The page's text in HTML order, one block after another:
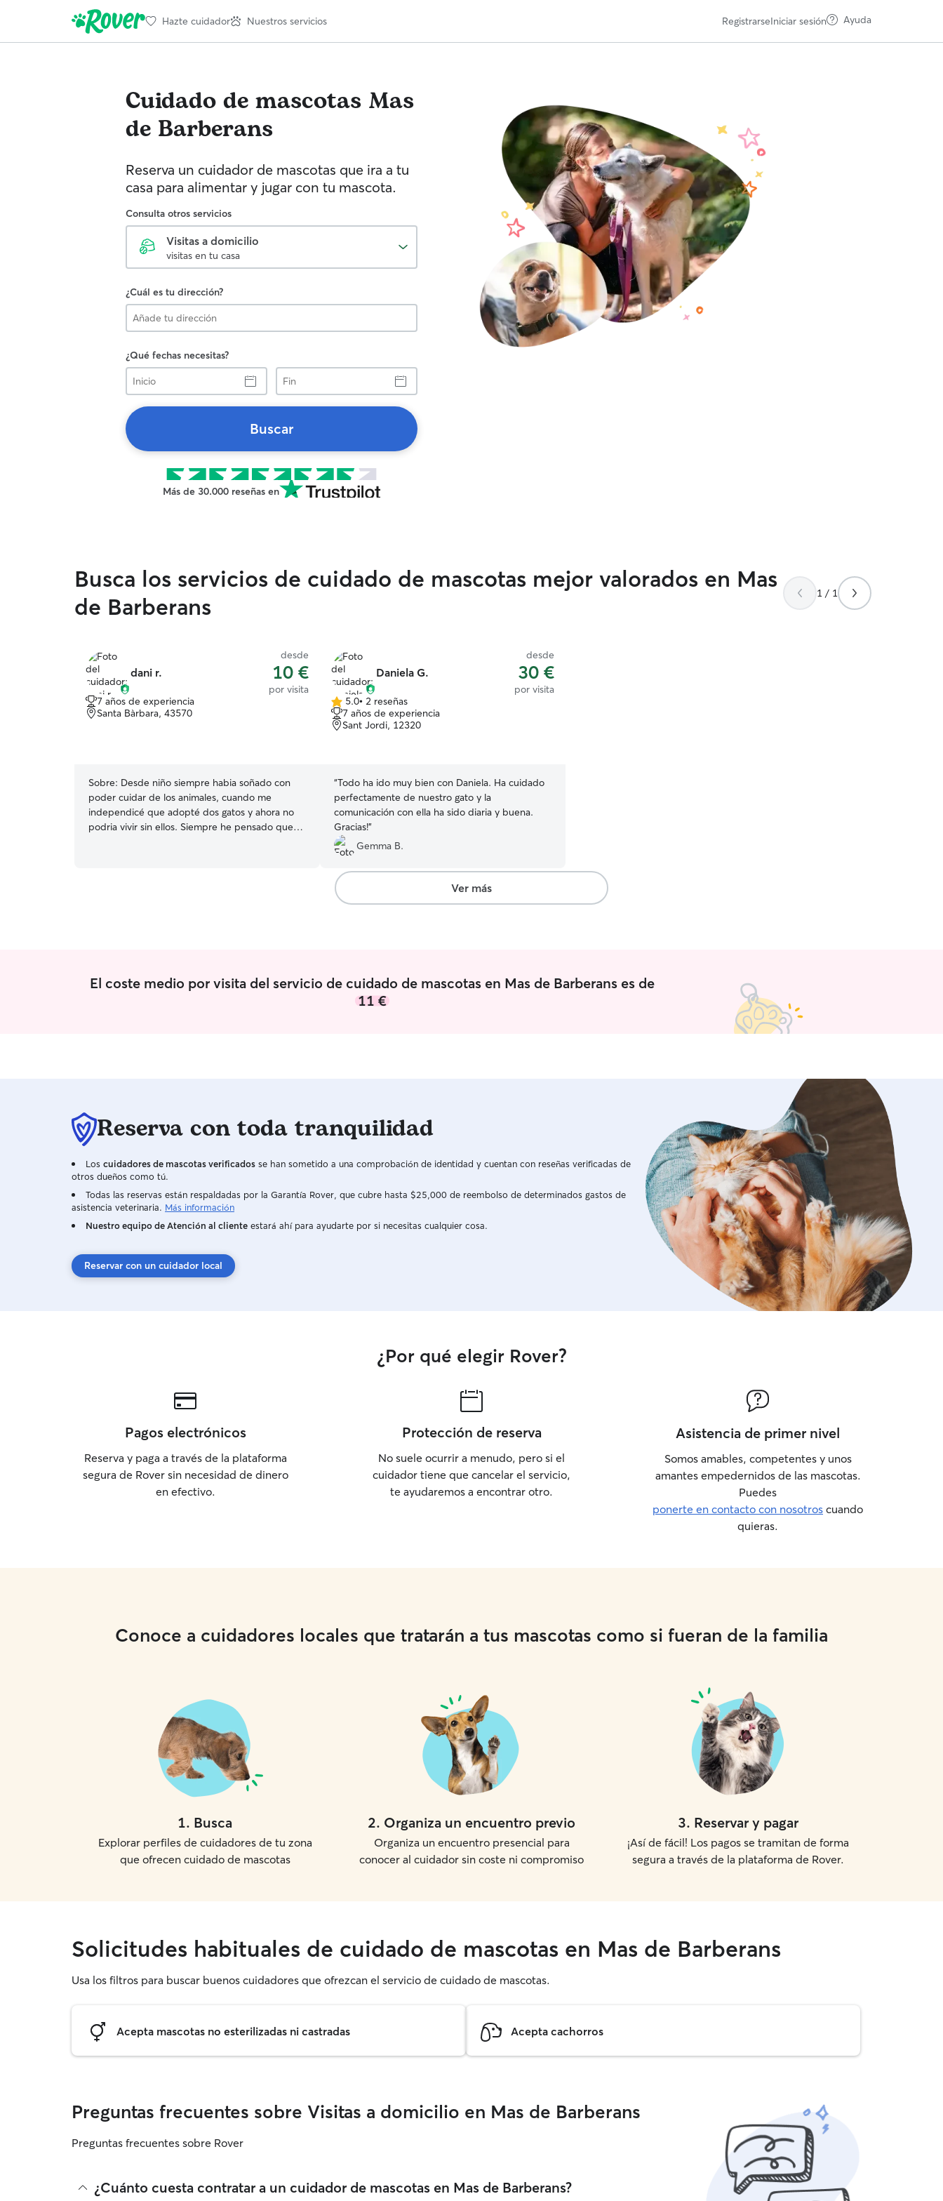
Hazte cuidador Nuestros servicios RegistrarseIniciar sesión Ayuda
Cuidado de mascotas Mas
de Barberans
Reserva un cuidador de mascotas que ira a tu
casa para alimentar y jugar con tu mascota.
Consulta otros servicios
Visitas a domicilio
visitas en tu casa
¿Cuál es tu dirección?
¿Qué fechas necesitas?
Inicio
Fin
Buscar
Más de 30.000 reseñas en
Busca los servicios de cuidado de mascotas mejor valorados en Mas
de Barberans
1 / 1
dani r.
desde
10 €
por visita
7 años de experiencia
Santa Bàrbara, 43570
Sobre: Desde niño siempre habia soñado con
poder cuidar de los animales, cuando me
independicé que adopté dos gatos y ahora no
podria vivir sin ellos. Siempre he pensado que
acostumbrados a tratar con gatos nuevos por lo
Daniela G.
desde
30 €
por visita
5.0
de
5
5.0• 2 reseñas
7 años de experiencia
Sant Jordi, 12320
“Todo ha ido muy bien con Daniela. Ha cuidado
perfectamente de nuestro gato y la
comunicación con ella ha sido diaria y buena.
Gracias!”
Gemma B.
Ver más
El coste medio por visita del servicio de cuidado de mascotas en Mas de Barberans es de
11 €
Reserva con toda tranquilidad
Los cuidadores de mascotas verificados se han sometido a una comprobación de identidad y cuentan con reseñas verificadas de
otros dueños como tú.
Todas las reservas están respaldadas por la Garantía Rover, que cubre hasta $25,000 de reembolso de determinados gastos de
asistencia veterinaria. Más información
Nuestro equipo de Atención al cliente estará ahí para ayudarte por si necesitas cualquier cosa.
Reservar con un cuidador local
¿Por qué elegir Rover?
Pagos electrónicos
Reserva y paga a través de la plataforma
segura de Rover sin necesidad de dinero
en efectivo.
Protección de reserva
No suele ocurrir a menudo, pero si el
cuidador tiene que cancelar el servicio,
te ayudaremos a encontrar otro.
Asistencia de primer nivel
Somos amables, competentes y unos
amantes empedernidos de las mascotas.
Puedes
ponerte en contacto con nosotros cuando
quieras.
Conoce a cuidadores locales que tratarán a tus mascotas como si fueran de la familia
1. Busca
Explorar perfiles de cuidadores de tu zona
que ofrecen cuidado de mascotas
2. Organiza un encuentro previo
Organiza un encuentro presencial para
conocer al cuidador sin coste ni compromiso
3. Reservar y pagar
¡Así de fácil! Los pagos se tramitan de forma
segura a través de la plataforma de Rover.
Solicitudes habituales de cuidado de mascotas en Mas de Barberans
Usa los filtros para buscar buenos cuidadores que ofrezcan el servicio de cuidado de mascotas.
Acepta mascotas no esterilizadas ni castradas Acepta cachorros
Preguntas frecuentes sobre Visitas a domicilio en Mas de Barberans
Preguntas frecuentes sobre Rover
¿Cuánto cuesta contratar a un cuidador de mascotas en Mas de Barberans?